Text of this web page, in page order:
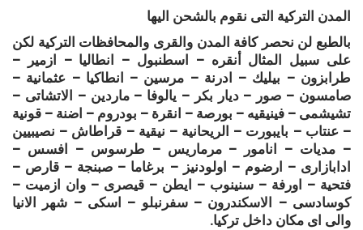
المدن التركية التى نقوم بالشحن اليها
بالطبع لن نحصر كافة المدن والقرى والمحافظات التركية لكن
على سبيل المثال أنقره – اسطنبول – انطاليا – ازمير –
طرابزون – بيليك – ادرنة – مرسين – انطاكيا – عثمانية –
صامسون – صور – ديار بكر – يالوفا – ماردين – الاتشاتى –
تشيشمى – فينيقيه – بورصة – انقرة – بودروم – اضنة – قونية
– عنتاب – بايبورت – الريحانية – نيقية – قراطاش – نصيبيين
– مديات – انامور – مرماريس – طرسوس – افسس –
ادابازارى – ارضوم – اولودنيز – برغاما – صبنجة – قارص –
فتحية – اورفة – سنينوب – ايطن – قيصرى – وان ازميت –
كوسادسى – الاسكندرون – سفرنبلو – اسكى – شهر الانيا
والى اى مكان داخل تركيا.